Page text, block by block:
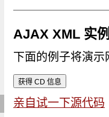
AJAX XML 实例
下面的例子将演
获得 CD 信息
亲自试一下源代码